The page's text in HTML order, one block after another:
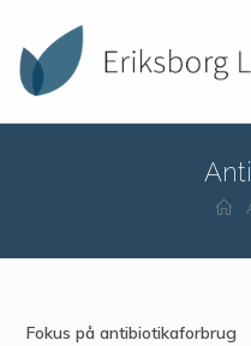
Fokus på antibiotikaforbrug